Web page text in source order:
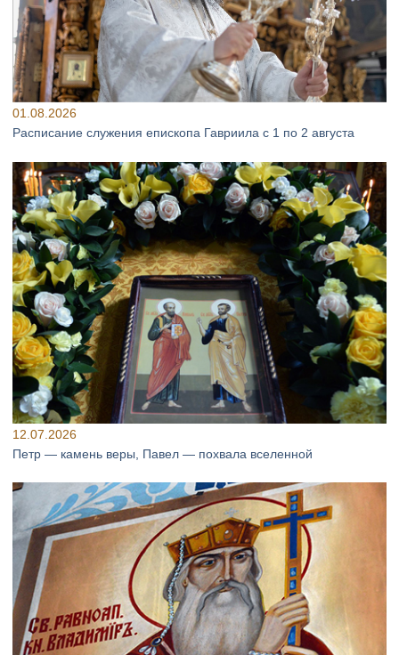
01.08.2026
Расписание служения епископа Гавриила с 1 по 2 августа
12.07.2026
Петр — камень веры, Павел — похвала вселенной